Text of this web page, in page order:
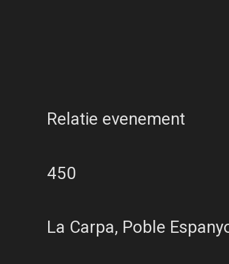
Relatie evenement
450
La Carpa, Poble